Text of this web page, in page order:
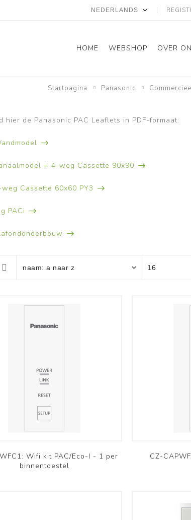
HOME WEBSHOP
Panasonic
Commercieel PAC
Bekijk meer
Gree
Bekijk meer
Domekt
RHP
OSMO
OVER
Startpagina Panasonic
hier de Panasonic PAC Leaflets in PDF-formaat:
+ 4-weg Cassette 90x90
Cassette 60x60 PY3
PACi
Wifi kit PAC/Eco-I - 1 per
binnentoestel
CZ-